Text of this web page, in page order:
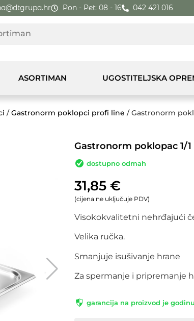
Pon - Pet: 08 - 16 042 421 016
ASORTIMAN UGOSTITELJSKA
/Gastronorm poklopci profi line / Gastronorm
Gastronorm poklopac 1/
dostupno odmah
31,85 €
(cijena ne uključuje PDV)
Visokokvalitetni nehrđajući
Velika ručka.
Smanjuje isušivanje hrane
Za spermanje i pripremanje
garancija na proizvod je